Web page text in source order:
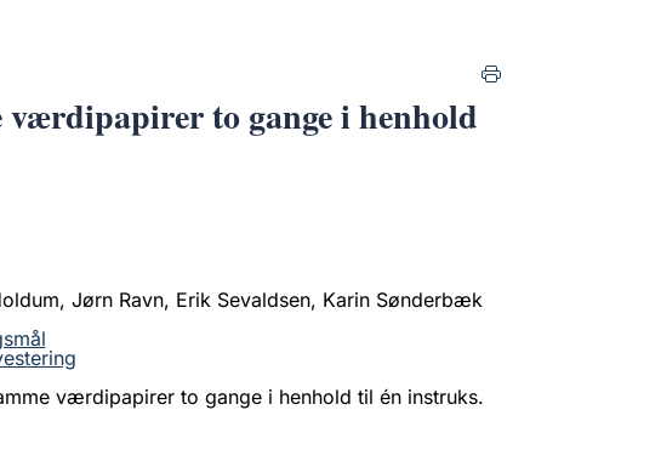
værdipapirer to gange i henhold
Jørn Ravn, Erik Sevaldsen, Karin Sønderbæk
værdipapirer to gange i henhold til én instruks.